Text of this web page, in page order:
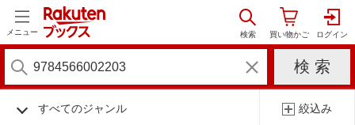
メニュー
すべてのジャンル 絞込み